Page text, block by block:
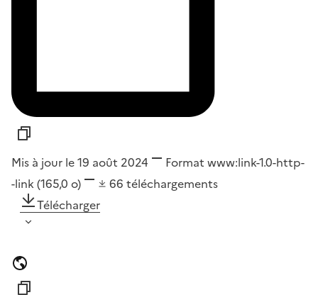
Mis à jour le 19 août 2024 Format www:link-1.0-http-
-link (165,0 o) 66 téléchargements
Télécharger